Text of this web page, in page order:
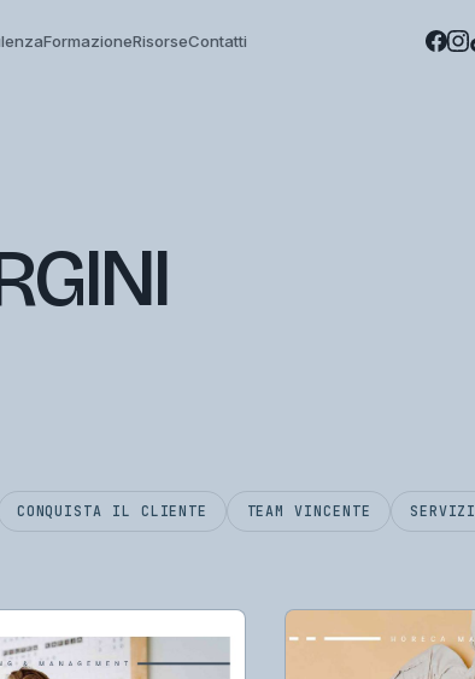
FormazioneRisorseContatti
CONQUISTA IL CLIENTE TEAM VINCENTE SERVIZI